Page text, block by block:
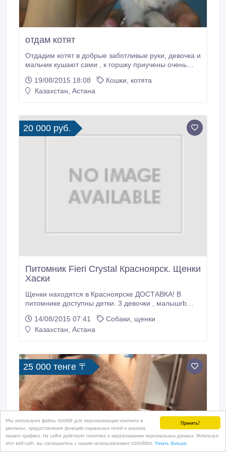
Принять!
Мы используем файлы cookie для персонализации контента и
рекламы, предоставления функций социальных сетей и анализа
нашего трафика. На сайте действует политика о неразглашении персональных данных. Используя
этот веб-сайт, вы соглашаетесь с нашим использованием coookies. Узнать больше
отдам котят
Отдадим котят в добрые заботливые руки, девочка и
мальчик кушают сами , к горшку приучены очень
19/08/2015 18:08
Кошки, котята
Казахстан, Астана
20 000 руб.
Питомник Fieri Crystal Красноярск. Щенки
Хаски
Щенки находятся в Красноярске ДОСТАВКА! В
питомнике доступны детки. 3 девочки , малышrb
класса Собаки нашего питомника прошли
обследование у приглашенного ведущего
LAITKIPER'S.
14/08/2015 07:41
Собаки, щенки
Казахстан, Астана
25 000 тенге 〒